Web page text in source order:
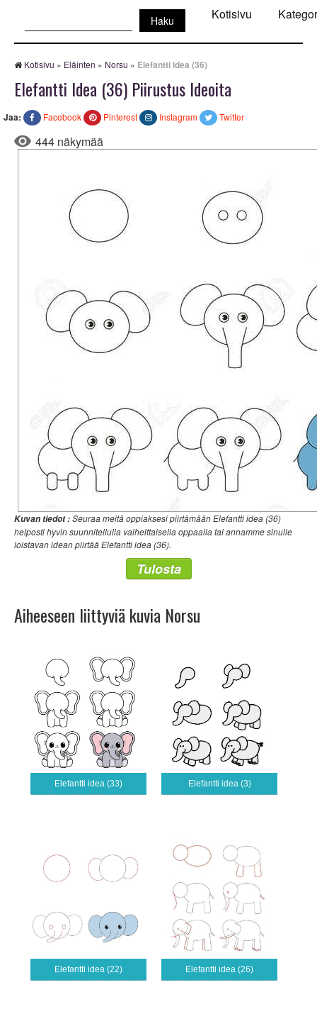
Kotisivu
Kotisivu » Eläinten » Norsu » Elefantti idea (36)
Elefantti Idea (36) Piirustus Ideoita
Jaa: Facebook Pinterest Instagram Twitter
444 näkymää
Kuvan tiedot :Seuraa meitä oppiaksesi piirtämään Elefantti idea (36)
helposti hyvin suunnitellulla vaiheittaisella oppaalla tai annamme sinulle
loistavan idean piirtää Elefantti idea (36).
Tulosta
Aiheeseen liittyviä kuvia Norsu
Elefantti idea (33) Elefantti idea (3)
Elefantti idea (22) Elefantti idea (26)